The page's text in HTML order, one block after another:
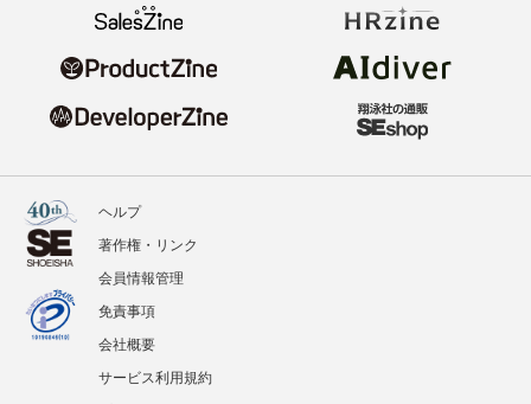
ヘルプ
著作権・リンク
会員情報管理
免責事項
会社概要
サービス利用規約